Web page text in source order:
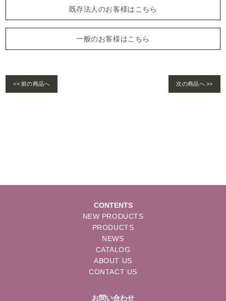
既存法人のお客様はこちら
一般のお客様はこちら
<< 前の商品へ 次の商品へ >>
CONTENTS
NEW PRODUCTS
PRODUCTS
NEWS
CATALOG
ABOUT US
CONTACT US
お問い合わせ